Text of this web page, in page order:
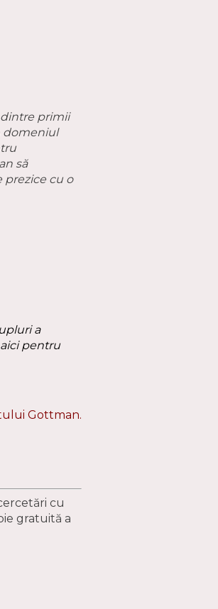
primii
domeniul
să
prezice cu o
a
aicipentru
Gottman.
cu
gratuită a